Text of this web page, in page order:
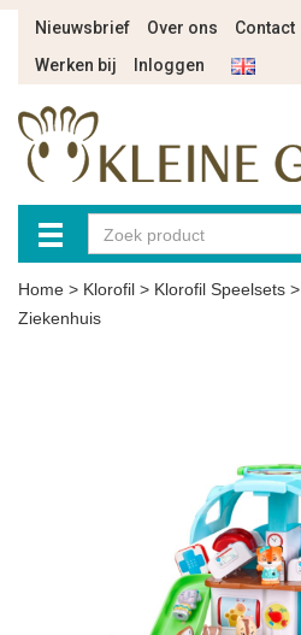
Nieuwsbrief Over ons Contact
Werken bij
Inloggen
Home > Klorofil > Klorofil Speelsets >
Ziekenhuis